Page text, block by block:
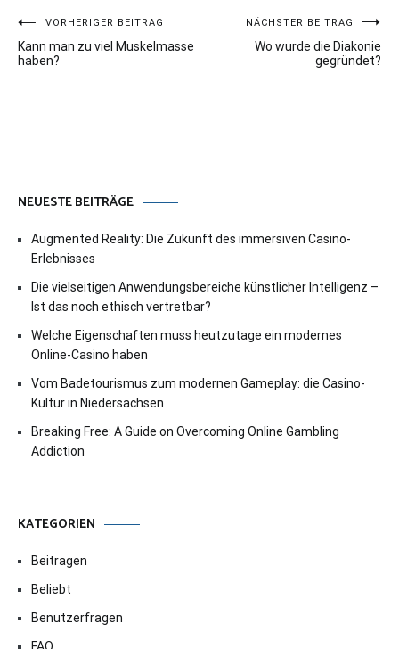
Beitragsnavigation
VORHERIGER BEITRAG
Kann man zu viel Muskelmasse
haben?
NÄCHSTER BEITRAG
Wo wurde die Diakonie
gegründet?
NEUESTE BEITRÄGE
Augmented Reality: Die Zukunft des immersiven Casino-
Erlebnisses
Die vielseitigen Anwendungsbereiche künstlicher Intelligenz –
Ist das noch ethisch vertretbar?
Welche Eigenschaften muss heutzutage ein modernes
Online-Casino haben
Vom Badetourismus zum modernen Gameplay: die Casino-
Kultur in Niedersachsen
Breaking Free: A Guide on Overcoming Online Gambling
Addiction
KATEGORIEN
Beitragen
Beliebt
Benutzerfragen